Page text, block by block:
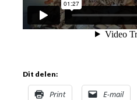
Dit delen:
Print E-mail